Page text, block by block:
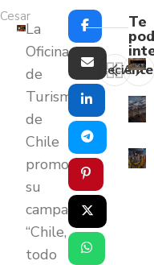
Cesar
La
Oficina
de
Turismo
de
Chile
promovió
su
campaña
“Chile,
todo
Reciente
Te